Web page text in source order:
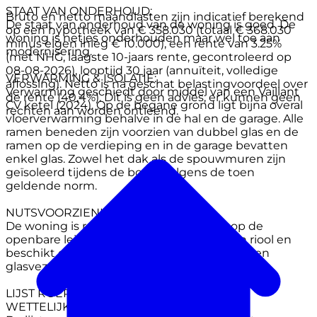
STAAT VAN ONDERHOUD:
De staat van onderhoud van de woning is goed. De
woning is netjes onderhouden maar wel toe aan
modernisering.
VERWARMING & ISOLATIE:
Verwarming geschiedt door middel van een Vaillant
CV ketel (2024). Op de begane grond ligt bijna overal
vloerverwarming behalve in de hal en de garage. Alle
ramen beneden zijn voorzien van dubbel glas en de
ramen op de verdieping en in de garage bevatten
enkel glas. Zowel het dak als de spouwmuren zijn
geïsoleerd tijdens de bouw volgens de toen
geldende norm.
NUTSVOORZIENINGEN:
De woning is rechtstreeks aangesloten op de
openbare leidingen voor water, energie en riool en
beschikt over een aansluiting op het kabel- en
glasvezelnetwerk.
LIJST ROERENDE ZAKEN & VRAGENLIJST
WETTELIJKE INFORMATIEPLICHT:
Bruto en netto maandlasten zijn indicatief berekend
op een hypotheek van € 358.030 (totaal € 368.030
minus eigen inleg € 10.000), een rente van 3.25%
(met NHG, laagste 10-jaars rente, gecontroleerd op
08-08-2026), looptijd 30 jaar (annuïteit, volledige
aflossing). Netto is na geschat belastingvoordeel over
de rente (40,4%). Dit is geen advies; er kunnen geen
rechten aan worden ontleend.